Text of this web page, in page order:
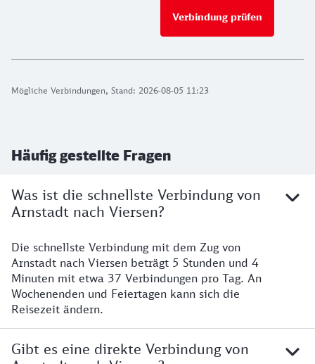
Mögliche Verbindungen, Stand: 2026-08-05 11:23
Verbindung prüfen
Häufig gestellte Fragen
Was ist die schnellste Verbindung von
Arnstadt nach Viersen?
Die schnellste Verbindung mit dem Zug von
Arnstadt nach Viersen beträgt 5 Stunden und 4
Minuten mit etwa 37 Verbindungen pro Tag. An
Wochenenden und Feiertagen kann sich die
Reisezeit ändern.
Gibt es eine direkte Verbindung von